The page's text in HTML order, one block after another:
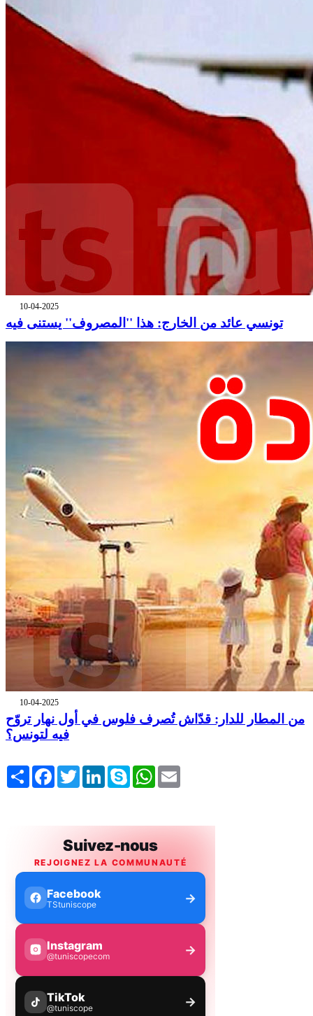
10-04-2025
تونسي عائد من الخارج: هذا ''المصروف'' يستنى فيه
10-04-2025
من المطار للدار: قدّاش تُصرف فلوس في أول نهار تروّح
فيه لتونس؟
Share FacebookTwitterLinkedInSkype WhatsApp